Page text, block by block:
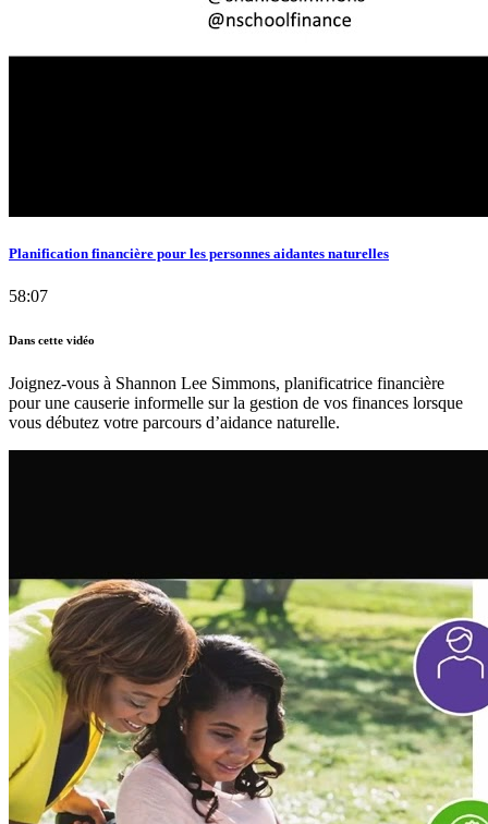
Planification financière pour les personnes aidantes naturelles
58:07
Dans cette vidéo
Joignez-vous à Shannon Lee Simmons, planificatrice financière
pour une causerie informelle sur la gestion de vos finances lorsque
vous débutez votre parcours d’aidance naturelle.